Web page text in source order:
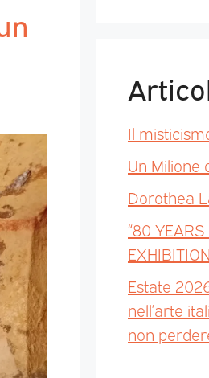
Il
Un Milione
Dorothea
“80
Estate
nell’arte
non